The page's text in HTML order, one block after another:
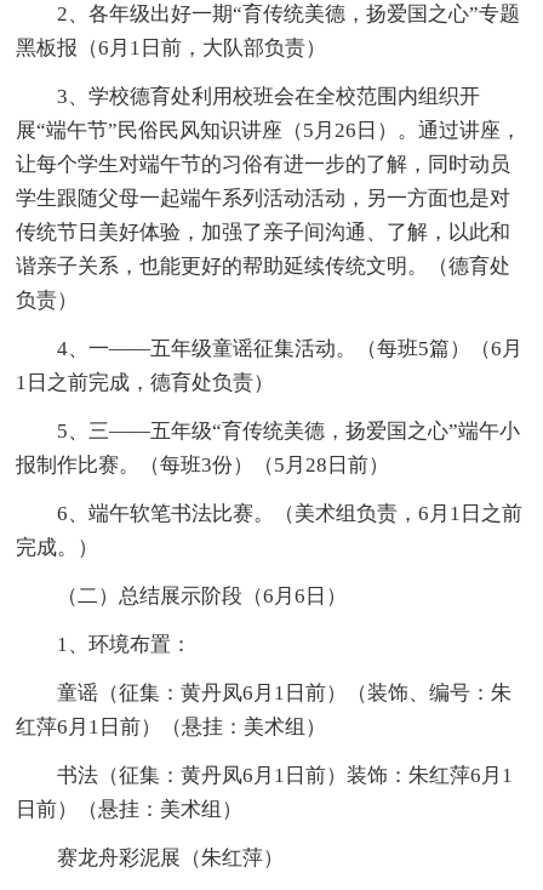
2、各年级出好一期“育传统美德，扬爱国之心”专题
黑板报（6月1日前，大队部负责）
3、学校德育处利用校班会在全校范围内组织开
展“端午节”民俗民风知识讲座（5月26日）。通过讲座，
让每个学生对端午节的习俗有进一步的了解，同时动员
学生跟随父母一起端午系列活动活动，另一方面也是对
传统节日美好体验，加强了亲子间沟通、了解，以此和
谐亲子关系，也能更好的帮助延续传统文明。（德育处
负责）
4、一——五年级童谣征集活动。（每班5篇）（6月
1日之前完成，德育处负责）
5、三——五年级“育传统美德，扬爱国之心”端午小
报制作比赛。（每班3份）（5月28日前）
6、端午软笔书法比赛。（美术组负责，6月1日之前
完成。）
（二）总结展示阶段（6月6日）
1、环境布置：
童谣（征集：黄丹凤6月1日前）（装饰、编号：朱
红萍6月1日前）（悬挂：美术组）
书法（征集：黄丹凤6月1日前）装饰：朱红萍6月1
日前）（悬挂：美术组）
赛龙舟彩泥展（朱红萍）